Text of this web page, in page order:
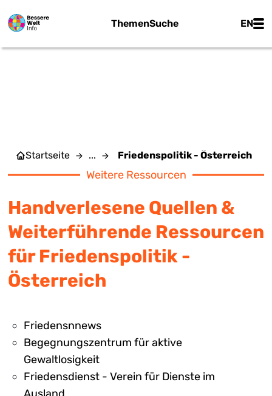
ThemenSuche EN
Startseite ... Friedenspolitik - Österreich
Weitere Ressourcen
Handverlesene Quellen &
Weiterführende Ressourcen
für Friedenspolitik -
Österreich
Friedensnnews
Begegnungszentrum für aktive
Gewaltlosigkeit
Friedensdienst - Verein für Dienste im